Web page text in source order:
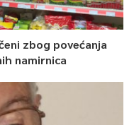
zbog povećanja
namirnica